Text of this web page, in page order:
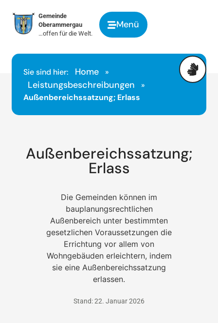
springen
Gemeinde
Oberammergau
…offen für die Welt.
Menü
Sie sind hier: Home »
Leistungsbeschreibungen
»
Außenbereichssatzung; Erlass
Außenbereichssatzung;
Erlass
Die Gemeinden können im
bauplanungsrechtlichen
Außenbereich unter bestimmten
gesetzlichen Voraussetzungen die
Errichtung vor allem von
Wohngebäuden erleichtern, indem
sie eine Außenbereichssatzung
erlassen.
Stand: 22. Januar 2026